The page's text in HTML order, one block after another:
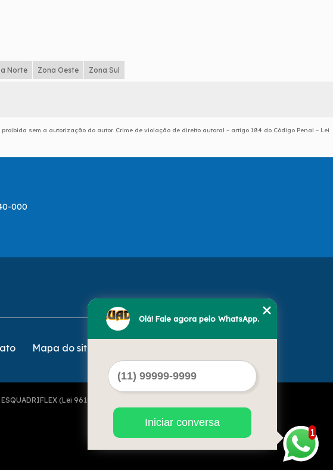
Norte Zona Oeste Zona Sul
sem a autorização do autor. Crime de violação de direito autoral – artigo 184 do Código Penal – Lei
000
Mapa do site
(Lei 9610 de 19/02/1998)
1
Olá! Fale agora pelo WhatsApp.
Iniciar conversa